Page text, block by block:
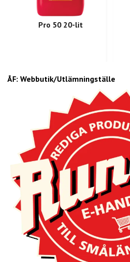
ÅF: Webbutik/Utlämningställe
Pro 50 20-lit